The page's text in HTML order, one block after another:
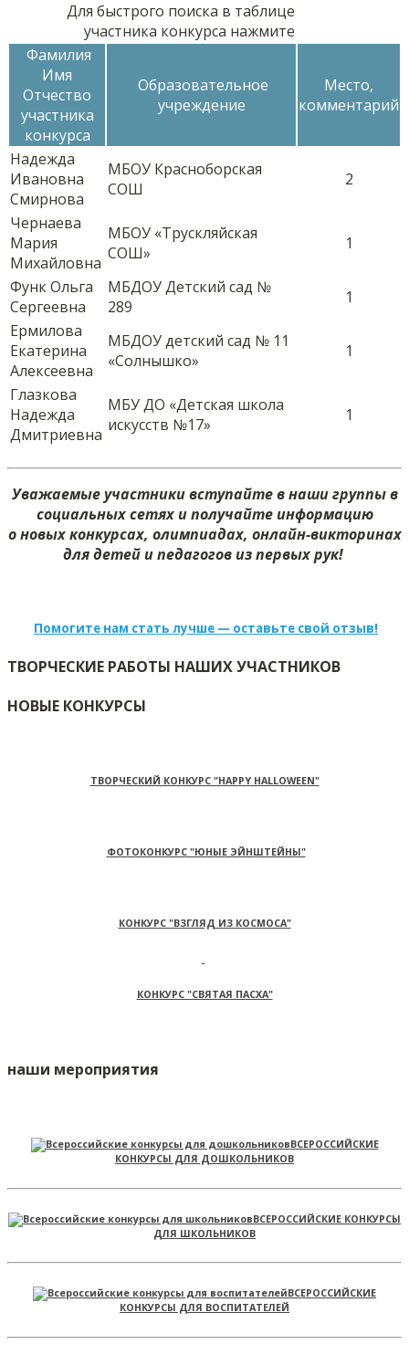
Для быстрого поиска в таблице
участника конкурса нажмите
Фамилия
Имя
Отчество
участника
конкурса
Образовательное
учреждение
Место,
комментарий
Надежда
Ивановна
Смирнова
МБОУ Красноборская
СОШ
2
Чернаева
Мария
Михайловна
МБОУ «Трускляйская
СОШ»
1
Функ Ольга
Сергеевна
МБДОУ Детский сад №
289
1
Ермилова
Екатерина
Алексеевна
МБДОУ детский сад № 11
«Солнышко»
1
Глазкова
Надежда
Дмитриевна
МБУ ДО «Детская школа
искусств №17»
1
Уважаемые участники вступайте в наши группы в
социальных сетях и получайте информацию
о новых конкурсах, олимпиадах, онлайн-викторинах
для детей и педагогов из первых рук!
Помогите нам стать лучше — оставьте свой отзыв!
ТВОРЧЕСКИЕ РАБОТЫ НАШИХ УЧАСТНИКОВ
НОВЫЕ КОНКУРСЫ
ТВОРЧЕСКИЙ КОНКУРС "HAPPY HALLOWEEN"
ФОТОКОНКУРС "ЮНЫЕ ЭЙНШТЕЙНЫ"
КОНКУРС "ВЗГЛЯД ИЗ КОСМОСА"
КОНКУРС "СВЯТАЯ ПАСХА"
наши мероприятия
ВСЕРОССИЙСКИЕ
КОНКУРСЫ ДЛЯ ДОШКОЛЬНИКОВ
ВСЕРОССИЙСКИЕ КОНКУРСЫ
ДЛЯ ШКОЛЬНИКОВ
ВСЕРОССИЙСКИЕ
КОНКУРСЫ ДЛЯ ВОСПИТАТЕЛЕЙ